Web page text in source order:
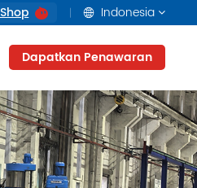
Indonesia
français
русский
Dapatkan Penawaran